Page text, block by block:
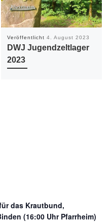
Veröffentlicht 4. August 2023
DWJ Jugendzeltlager
2023
das Krautbund,
(16:00 Uhr Pfarrheim)